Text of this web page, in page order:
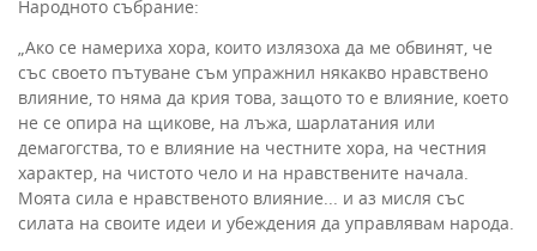
Народното събрание:
„Ако се намериха хора, които излязоха да ме обвинят, че
със своето пътуване съм упражнил някакво нравствено
влияние, то няма да крия това, защото то е влияние, което
не се опира на щикове, на лъжа, шарлатания или
демагогства, то е влияние на честните хора, на честния
характер, на чистото чело и на нравствените начала.
Моята сила е нравственото влияние... и аз мисля със
силата на своите идеи и убеждения да управлявам народа.